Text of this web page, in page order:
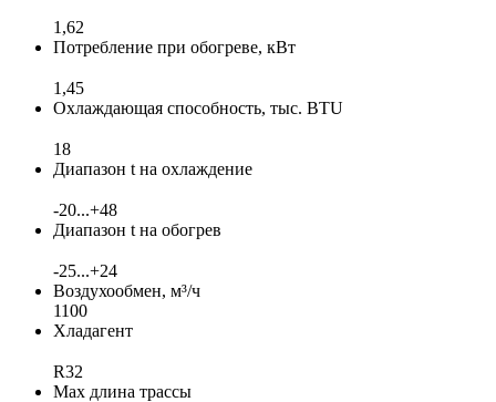
1,62
Потребление при обогреве, кВт
1,45
Охлаждающая способность, тыс. BTU
18
Диапазон t на охлаждение
-20...+48
Диапазон t на обогрев
-25...+24
Воздухообмен, м³/ч
1100
Хладагент
R32
Max длина трассы